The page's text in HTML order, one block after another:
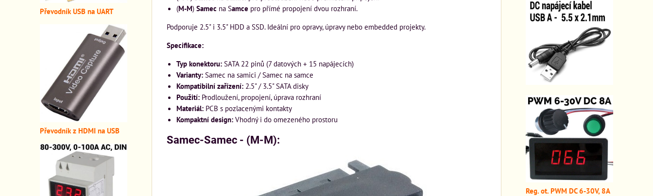
(M-M) Samec na Samce pro přímé propojení dvou rozhraní.
Podporuje 2.5" i 3.5" HDD a SSD. Ideální pro opravy, úpravy nebo embedded projekty.
Specifikace:
Typ konektoru: SATA 22 pinů (7 datových + 15 napájecích)
Varianty: Samec na samici / Samec na samce
Kompatibilní zařízení: 2.5" / 3.5" SATA disky
Použití: Prodloužení, propojení, úprava rozhraní
Materiál: PCB s pozlacenými kontakty
Kompaktní design: Vhodný i do omezeného prostoru
Samec-Samec - (M-M):
Převodník USB na UART
Převodník z HDMI na USB
Reg. ot. PWM DC 6-30V, 8A